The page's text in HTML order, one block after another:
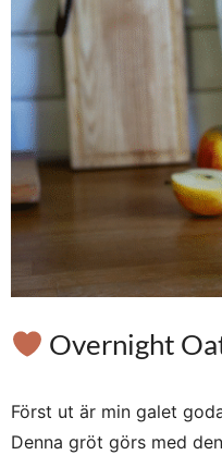
Overnight
Först ut är min galet
Denna gröt görs med